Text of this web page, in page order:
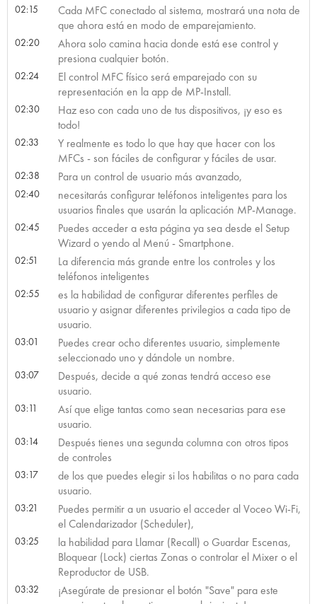
02:15
Cada MFC conectado al sistema, mostrará una nota de
que ahora está en modo de emparejamiento.
02:20
Ahora solo camina hacia donde está ese control y
presiona cualquier botón.
02:24
El control MFC físico será emparejado con su
representación en la app de MP-Install.
02:30
Haz eso con cada uno de tus dispositivos, ¡y eso es
todo!
02:33
Y realmente es todo lo que hay que hacer con los
MFCs - son fáciles de configurar y fáciles de usar.
02:38 Para un control de usuario más avanzado,
02:40
necesitarás configurar teléfonos inteligentes para los
usuarios finales que usarán la aplicación MP-Manage.
02:45
Puedes acceder a esta página ya sea desde el Setup
Wizard o yendo al Menú - Smartphone.
02:51
La diferencia más grande entre los controles y los
teléfonos inteligentes
02:55
es la habilidad de configurar diferentes perfiles de
usuario y asignar diferentes privilegios a cada tipo de
usuario.
03:01
Puedes crear ocho diferentes usuario, simplemente
seleccionado uno y dándole un nombre.
03:07
Después, decide a qué zonas tendrá acceso ese
usuario.
03:11
Así que elige tantas como sean necesarias para ese
usuario.
03:14
Después tienes una segunda columna con otros tipos
de controles
03:17
de los que puedes elegir si los habilitas o no para cada
usuario.
03:21
Puedes permitir a un usuario el acceder al Voceo Wi-Fi,
el Calendarizador (Scheduler),
03:25
la habilidad para Llamar (Recall) o Guardar Escenas,
Bloquear (Lock) ciertas Zonas o controlar el Mixer o el
Reproductor de USB.
03:32
¡Asegúrate de presionar el botón "Save" para este